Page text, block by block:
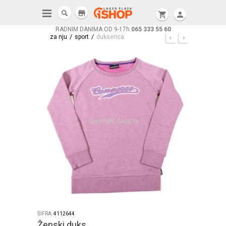
RADNIM DANIMA OD 9-17h 065 333 55 60
shopping_cart person
store
za nju / sport / dukserica
ŠIFRA:4112644